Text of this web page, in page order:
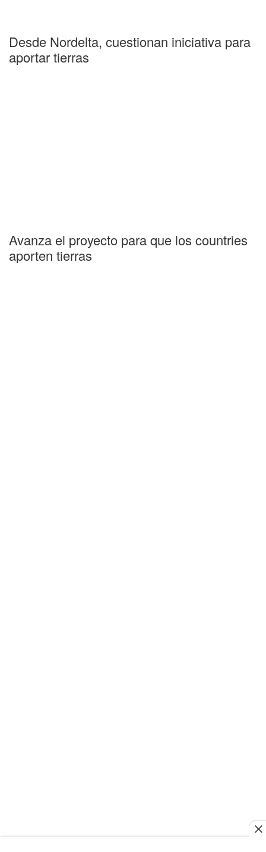
Desde Nordelta, cuestionan iniciativa para
aportar tierras
Avanza el proyecto para que los countries
aporten tierras